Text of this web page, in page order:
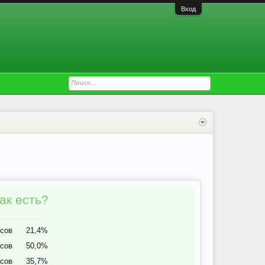
Вход
есть?
21,4%
50,0%
35,7%